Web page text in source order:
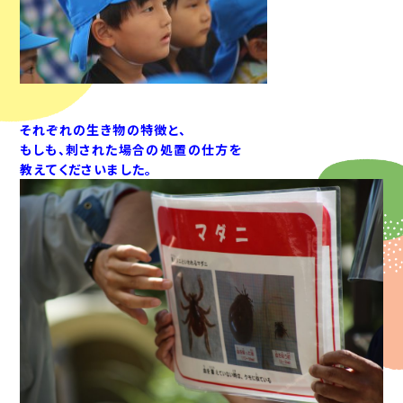
それぞれの生き物の特徴と、
もしも、刺された場合の処置の仕方を
教えてくださいました。